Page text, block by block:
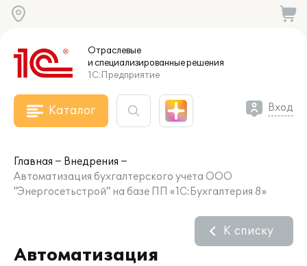
Отраслевые
и специализированныерешения
1С:Предприятие
Каталог Вход
Главная
Внедрения
Автоматизация бухгалтерского учета ООО
"Энергосетьстрой" на базе ПП «1С:Бухгалтерия 8»
Автоматизация
К списку